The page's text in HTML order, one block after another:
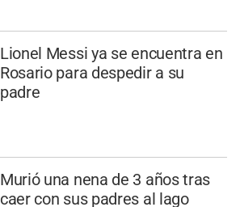
Lionel Messi ya se encuentra en
Rosario para despedir a su
padre
Murió una nena de 3 años tras
caer con sus padres al lago